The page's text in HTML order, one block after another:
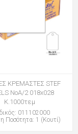
ΚΡΕΜΑΣΤΕΣ STEF
ΝοΑ/2 018x028
Κ.1000τεμ
011102000
Ποσότητα: 1 (Κουτί)